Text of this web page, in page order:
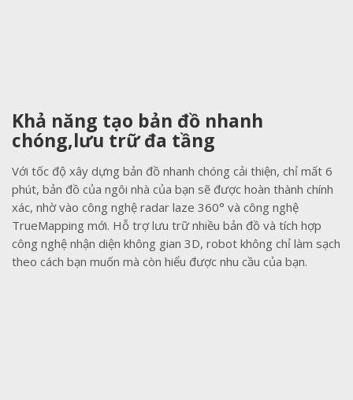
Khả năng tạo bản đồ nhanh
chóng,lưu trữ đa tầng
Với tốc độ xây dựng bản đồ nhanh chóng cải thiện, chỉ mất 6
phút, bản đồ của ngôi nhà của bạn sẽ được hoàn thành chính
xác, nhờ vào công nghệ radar laze 360° và công nghệ
TrueMapping mới. Hỗ trợ lưu trữ nhiều bản đồ và tích hợp
công nghệ nhận diện không gian 3D, robot không chỉ làm sạch
theo cách bạn muốn mà còn hiểu được nhu cầu của bạn.